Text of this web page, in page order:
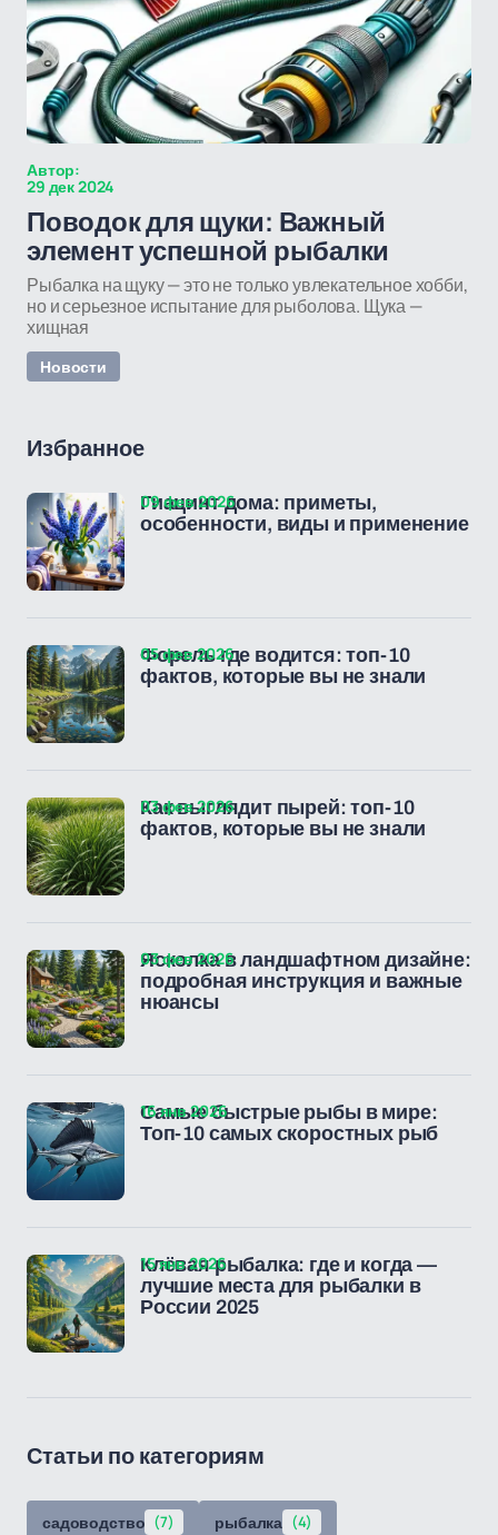
Автор:
29 дек 2024
Поводок для щуки: Важный
элемент успешной рыбалки
Рыбалка на щуку — это не только увлекательное хобби,
но и серьезное испытание для рыболова. Щука —
хищная
Новости
Избранное
Гиацинт дома: приметы,
особенности, виды и применение
09 фев 2026
Форель где водится: топ-10
фактов, которые вы не знали
05 фев 2026
Как выглядит пырей: топ-10
фактов, которые вы не знали
03 фев 2026
Ясколка в ландшафтном дизайне:
подробная инструкция и важные
нюансы
03 фев 2026
Самые быстрые рыбы в мире:
Топ-10 самых скоростных рыб
16 янв 2026
Клёвая рыбалка: где и когда —
лучшие места для рыбалки в
России 2025
15 янв 2026
Статьи по категориям
садоводство (7) рыбалка (4)